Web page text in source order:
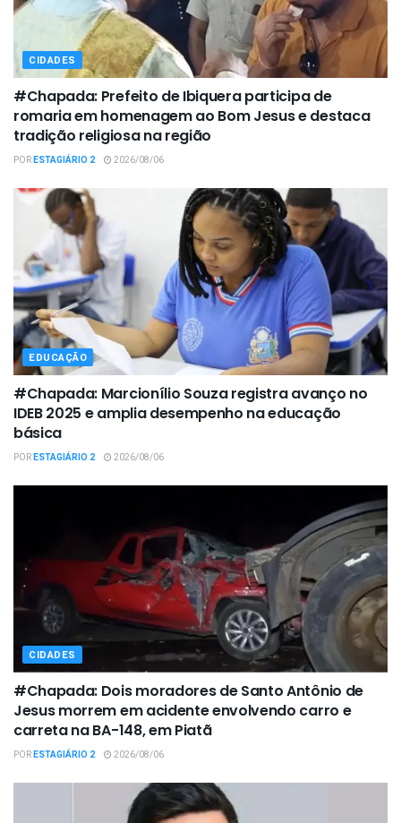
CIDADES
#Chapada: Prefeito de Ibiquera participa de
romaria em homenagem ao Bom Jesus e destaca
tradição religiosa na região
PORESTAGIÁRIO 2 2026/08/06
EDUCAÇÃO
#Chapada: Marcionílio Souza registra avanço no
IDEB 2025 e amplia desempenho na educação
básica
PORESTAGIÁRIO 2 2026/08/06
CIDADES
#Chapada: Dois moradores de Santo Antônio de
Jesus morrem em acidente envolvendo carro e
carreta na BA-148, em Piatã
PORESTAGIÁRIO 2 2026/08/06